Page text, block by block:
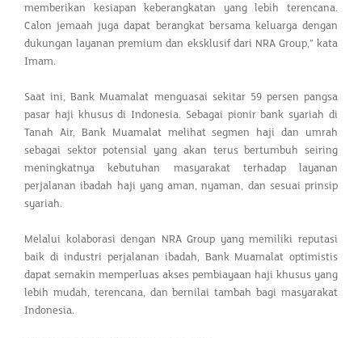
memberikan kesiapan keberangkatan yang lebih terencana.
Calon jemaah juga dapat berangkat bersama keluarga dengan
dukungan layanan premium dan eksklusif dari NRA Group,” kata
Imam.
Saat ini, Bank Muamalat menguasai sekitar 59 persen pangsa
pasar haji khusus di Indonesia. Sebagai pionir bank syariah di
Tanah Air, Bank Muamalat melihat segmen haji dan umrah
sebagai sektor potensial yang akan terus bertumbuh seiring
meningkatnya kebutuhan masyarakat terhadap layanan
perjalanan ibadah haji yang aman, nyaman, dan sesuai prinsip
syariah.
Melalui kolaborasi dengan NRA Group yang memiliki reputasi
baik di industri perjalanan ibadah, Bank Muamalat optimistis
dapat semakin memperluas akses pembiayaan haji khusus yang
lebih mudah, terencana, dan bernilai tambah bagi masyarakat
Indonesia.